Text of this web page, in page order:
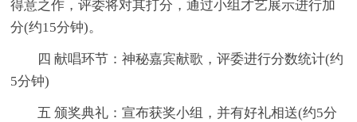
得意之作，评委将对其打分，通过小组才艺展示进行加
分(约15分钟)。
四 献唱环节：神秘嘉宾献歌，评委进行分数统计(约
5分钟)
五 颁奖典礼：宣布获奖小组，并有好礼相送(约5分